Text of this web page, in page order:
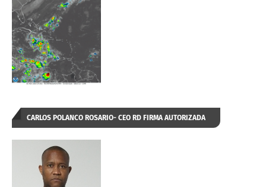
CARLOS POLANCO ROSARIO- CEO RD FIRMA AUTORIZADA